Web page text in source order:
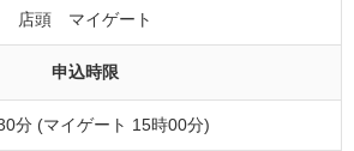
店頭 マイゲート
申込時限
分 (マイゲート 15時00分)